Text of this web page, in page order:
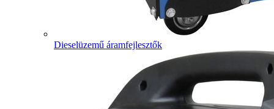
Dieselüzemű áramfejlesztők